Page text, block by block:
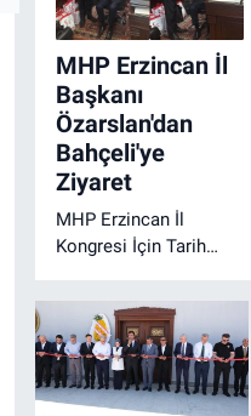
MHP Erzincan İl
Başkanı
Özarslan'dan
Bahçeli'ye
Ziyaret
MHP Erzincan İl
Kongresi İçin Tarih